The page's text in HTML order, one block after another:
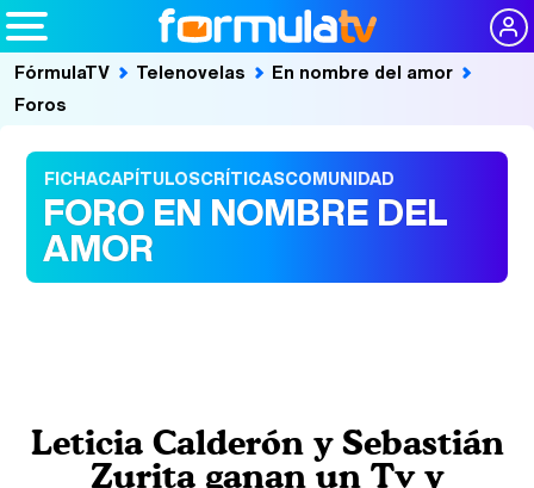
FórmulaTV Telenovelas
En nombre del amor
Foros
FICHACAPÍTULOSCRÍTICASCOMUNIDAD
FORO EN NOMBRE DEL
AMOR
Leticia Calderón y Sebastián
Zurita ganan un Tv y